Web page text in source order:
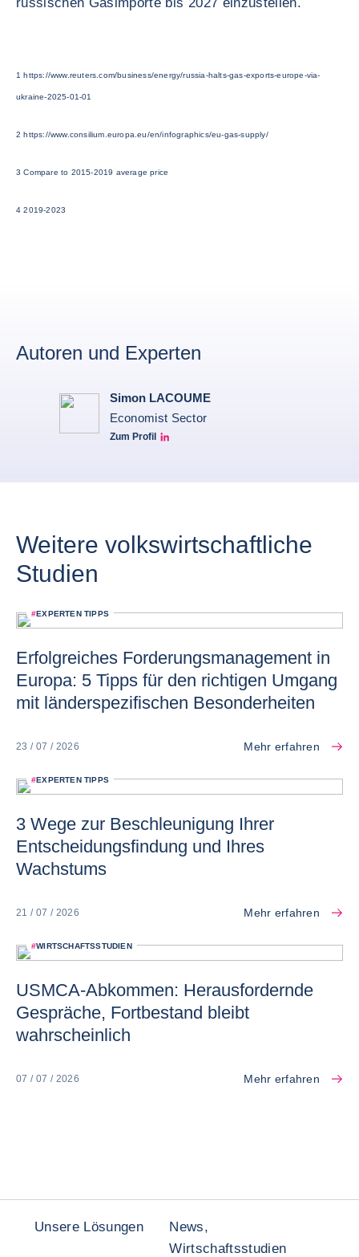
1 https://www.reuters.com/business/energy/russia-halts-gas-exports-europe-via-
ukraine-2025-01-01
2 https://www.consilium.europa.eu/en/infographics/eu-gas-supply/
3 Compare to 2015-2019 average price
4 2019-2023
Autoren und Experten
Simon LACOUME
Economist Sector
Zum Profil
Simon Lacoume linkedin
Weitere volkswirtschaftliche
Studien
#EXPERTEN TIPPS
Erfolgreiches Forderungsmanagement in
Europa: 5 Tipps für den richtigen Umgang
mit länderspezifischen Besonderheiten
23 / 07 / 2026 Mehr erfahren
#EXPERTEN TIPPS
3 Wege zur Beschleunigung Ihrer
Entscheidungsfindung und Ihres
Wachstums
21 / 07 / 2026 Mehr erfahren
#WIRTSCHAFTSSTUDIEN
USMCA-Abkommen: Herausfordernde
Gespräche, Fortbestand bleibt
wahrscheinlich
07 / 07 / 2026 Mehr erfahren
Unsere Lösungen
News,
Wirtschaftsstudien